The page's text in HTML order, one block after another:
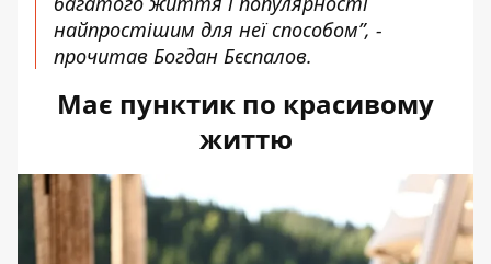
найпростішим для неї способом”, -
прочитав Богдан Бєспалов.
Має пунктик по красивому
життю